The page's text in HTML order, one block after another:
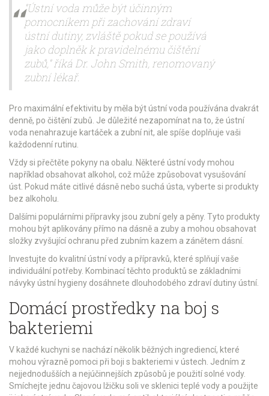
"Ústní voda může být účinným
pomocníkem při zachování zdraví
ústní dutiny, zvláště pokud se používá
jako doplněk k pravidelnému čištění
zubů," říká Dr. John Smith, renomovaný
zubní lékař.
Pro maximální efektivitu by měla být ústní voda používána dvakrát
denně, po čištění zubů. Je důležité nezapomínat na to, že ústní
voda nenahrazuje kartáček a zubní nit, ale spíše doplňuje vaši
každodenní rutinu.
Vždy si přečtěte pokyny na obalu. Některé ústní vody mohou
například obsahovat alkohol, což může způsobovat vysušování
úst. Pokud máte citlivé dásně nebo suchá ústa, vyberte si produkty
bez alkoholu.
Dalšími populárními přípravky jsou zubní gely a pěny. Tyto produkty
mohou být aplikovány přímo na dásně a zuby a mohou obsahovat
složky zvyšující ochranu před zubním kazem a zánětem dásní.
Investujte do kvalitní ústní vody a přípravků, které splňují vaše
individuální potřeby. Kombinací těchto produktů se základními
návyky ústní hygieny dosáhnete dlouhodobého zdraví dutiny ústní.
Domácí prostředky na boj s
bakteriemi
V každé kuchyni se nachází několik běžných ingrediencí, které
mohou výrazně pomoci při boji s bakteriemi v ústech. Jedním z
nejjednodušších a nejúčinnejších způsobů je použití solné vody.
Smíchejte jednu čajovou lžičku soli ve sklenici teplé vody a použijte